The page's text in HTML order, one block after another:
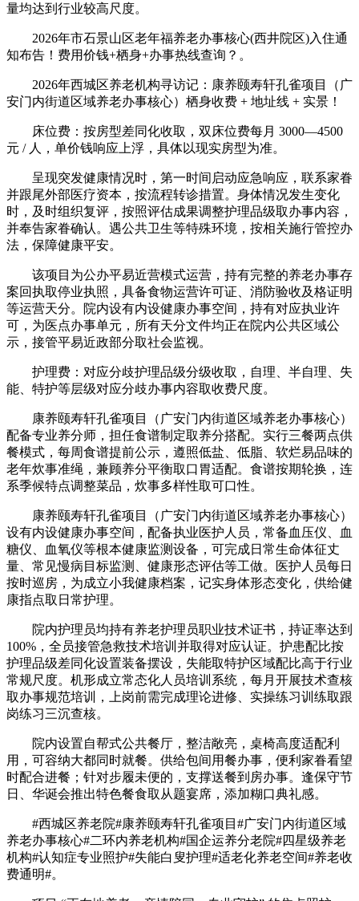
量均达到行业较高尺度。
2026年市石景山区老年福养老办事核心(西井院区)入住通
知布告！费用价钱+栖身+办事热线查询？。
2026年西城区养老机构寻访记：康养颐寿轩孔雀项目（广
安门内街道区域养老办事核心）栖身收费 + 地址线 + 实景！
床位费：按房型差同化收取，双床位费每月 3000—4500
元 / 人，单价钱响应上浮，具体以现实房型为准。
呈现突发健康情况时，第一时间启动应急响应，联系家眷
并跟尾外部医疗资本，按流程转诊措置。身体情况发生变化
时，及时组织复评，按照评估成果调整护理品级取办事内容，
并奉告家眷确认。遇公共卫生等特殊环境，按相关施行管控办
法，保障健康平安。
该项目为公办平易近营模式运营，持有完整的养老办事存
案回执取停业执照，具备食物运营许可证、消防验收及格证明
等运营天分。院内设有内设健康办事空间，持有对应执业许
可，为医点办事单元，所有天分文件均正在院内公共区域公
示，接管平易近政部分取社会监视。
护理费：对应分歧护理品级分级收取，自理、半自理、失
能、特护等层级对应分歧办事内容取收费尺度。
康养颐寿轩孔雀项目（广安门内街道区域养老办事核心）
配备专业养分师，担任食谱制定取养分搭配。实行三餐两点供
餐模式，每周食谱提前公示，遵照低盐、低脂、软烂易品味的
老年炊事准绳，兼顾养分平衡取口胃适配。食谱按期轮换，连
系季候特点调整菜品，炊事多样性取可口性。
康养颐寿轩孔雀项目（广安门内街道区域养老办事核心）
设有内设健康办事空间，配备执业医护人员，常备血压仪、血
糖仪、血氧仪等根本健康监测设备，可完成日常生命体征丈
量、常见慢病目标监测、健康形态评估等工做。医护人员每日
按时巡房，为成立小我健康档案，记实身体形态变化，供给健
康指点取日常护理。
院内护理员均持有养老护理员职业技术证书，持证率达到
100%，全员接管急救技术培训并取得对应认证。护患配比按
护理品级差同化设置装备摆设，失能取特护区域配比高于行业
常规尺度。机形成立常态化人员培训系统，每月开展技术查核
取办事规范培训，上岗前需完成理论进修、实操练习训练取跟
岗练习三沉查核。
院内设置自帮式公共餐厅，整洁敞亮，桌椅高度适配利
用，可容纳大都同时就餐。供给包间用餐办事，便利家眷看望
时配合进餐；针对步履未便的，支撑送餐到房办事。逢保守节
日、华诞会推出特色餐食取从题宴席，添加糊口典礼感。
#西城区养老院#康养颐寿轩孔雀项目#广安门内街道区域
养老办事核心#二环内养老机构#国企运养分老院#四星级养老
机构#认知症专业照护#失能白叟护理#适老化养老空间#养老收
费通明#。